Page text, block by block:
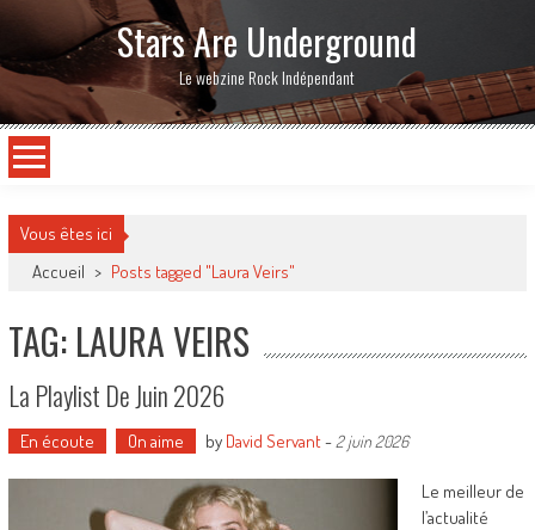
Stars Are Underground
Le webzine Rock Indépendant
Vous êtes ici
Accueil > Posts tagged "Laura Veirs"
TAG: LAURA VEIRS
La Playlist De Juin 2026
En écoute On aime by David Servant- 2 juin 2026
Le meilleur de
l’actualité